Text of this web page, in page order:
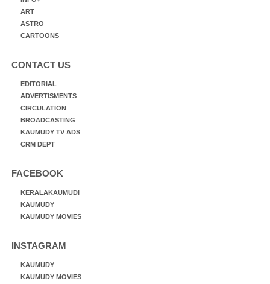
ART
ASTRO
CARTOONS
CONTACT US
EDITORIAL
ADVERTISMENTS
CIRCULATION
BROADCASTING
KAUMUDY TV ADS
CRM DEPT
FACEBOOK
KERALAKAUMUDI
KAUMUDY
KAUMUDY MOVIES
INSTAGRAM
KAUMUDY
KAUMUDY MOVIES